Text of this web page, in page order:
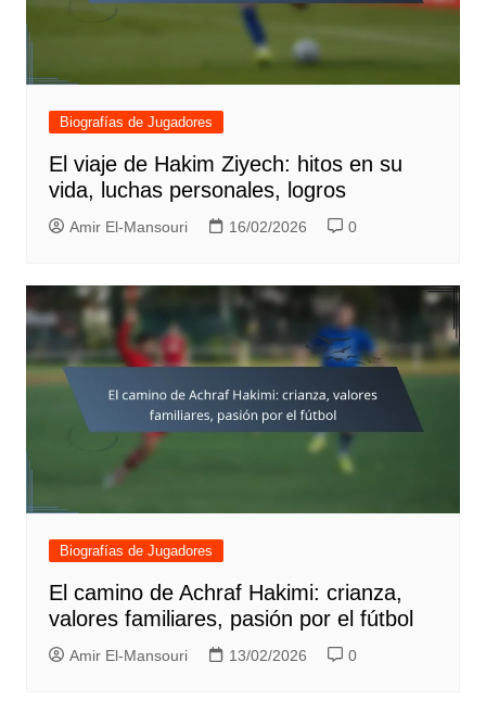
Biografías de Jugadores
El viaje de Hakim Ziyech: hitos en su
vida, luchas personales, logros
Amir El-Mansouri 16/02/2026 0
Biografías de Jugadores
El camino de Achraf Hakimi: crianza,
valores familiares, pasión por el fútbol
Amir El-Mansouri 13/02/2026 0